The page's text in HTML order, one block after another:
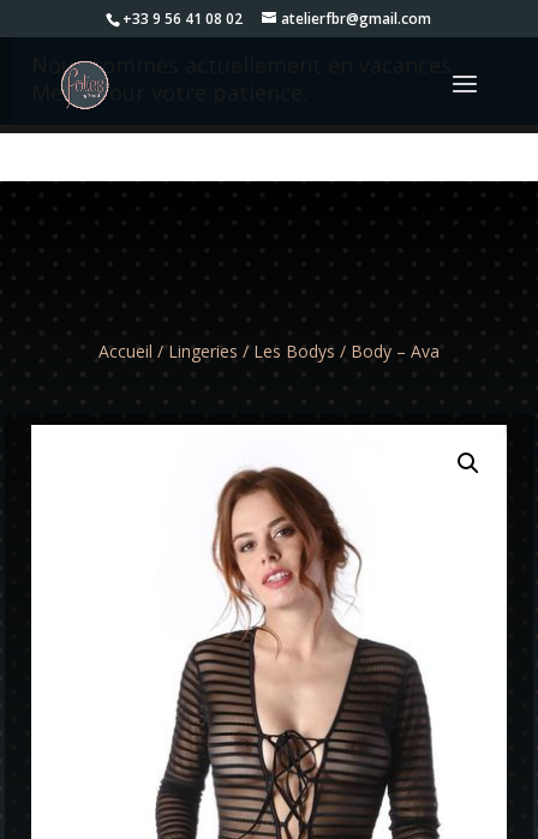
+33 9 56 41 08 02 atelierfbr@gmail.com
Nous sommes actuellement en vacances.
Merci pour votre patience.
Accueil / Lingeries / Les Bodys / Body – Ava